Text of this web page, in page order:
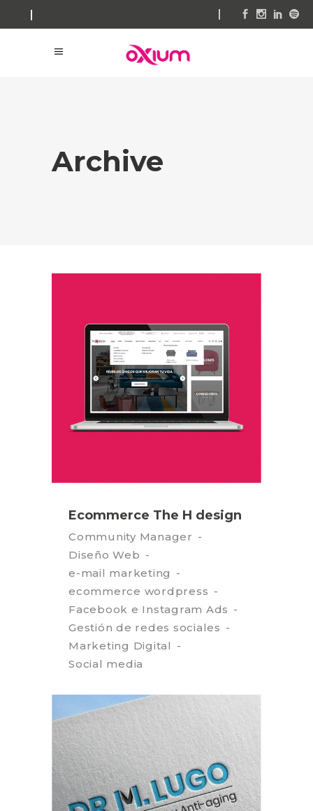
Archive
Ecommerce The H design
Community Manager
Diseño Web
e-mail marketing
ecommerce wordpress
Facebook e Instagram Ads
Gestión de redes sociales
Marketing Digital
Social media